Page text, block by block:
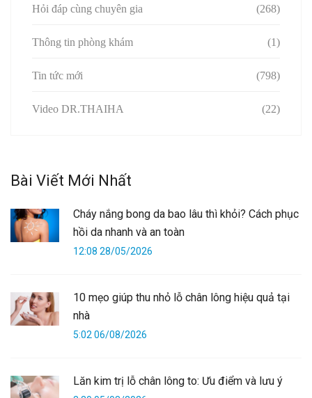
Hỏi đáp cùng chuyên gia (268)
Thông tin phòng khám (1)
Tin tức mới (798)
Video DR.THAIHA (22)
Bài Viết Mới Nhất
Cháy nắng bong da bao lâu thì khỏi? Cách phục
hồi da nhanh và an toàn
12:08 28/05/2026
10 mẹo giúp thu nhỏ lỗ chân lông hiệu quả tại
nhà
5:02 06/08/2026
Lăn kim trị lỗ chân lông to: Ưu điểm và lưu ý